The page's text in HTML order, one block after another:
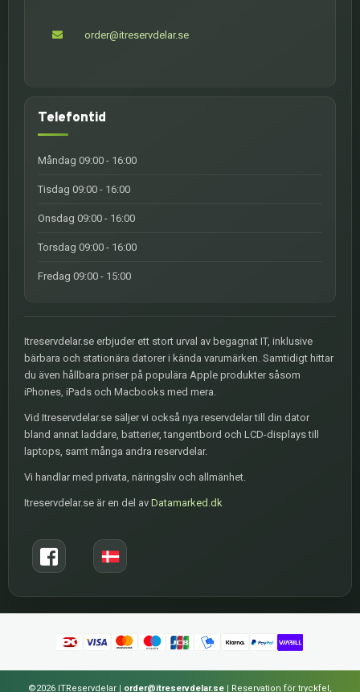
order@itreservdelar.se
Telefontid
Måndag 09:00 - 16:00
Tisdag 09:00 - 16:00
Onsdag 09:00 - 16:00
Torsdag 09:00 - 16:00
Fredag 09:00 - 15:00
Itreservdelar.se erbjuder ett stort urval av begagnat IT, inklusive
bärbara och stationära datorer i kända varumärken. Samtidigt hittar
du även hållbara priser på populära Apple produkter såsom
iPhones, iPads och Macbooks med mera.
Vid Itreservdelar.se säljer vi också nya reservdelar till din dator
bland annat laddare, batterier, tangentbord och LCD-displays till
laptops, samt många andra reservdelar.
Vi handlar med privata, näringsliv och allmänhet.
Itreservdelar.se är en del av Datamarked.dk
©2026 ITReservdelar | order@itreservdelar.se | Reservation för tryckfel,